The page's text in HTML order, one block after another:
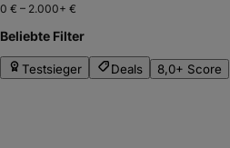
0 € – 2.000+ €
Beliebte Filter
Testsieger Deals 8,0+ Score